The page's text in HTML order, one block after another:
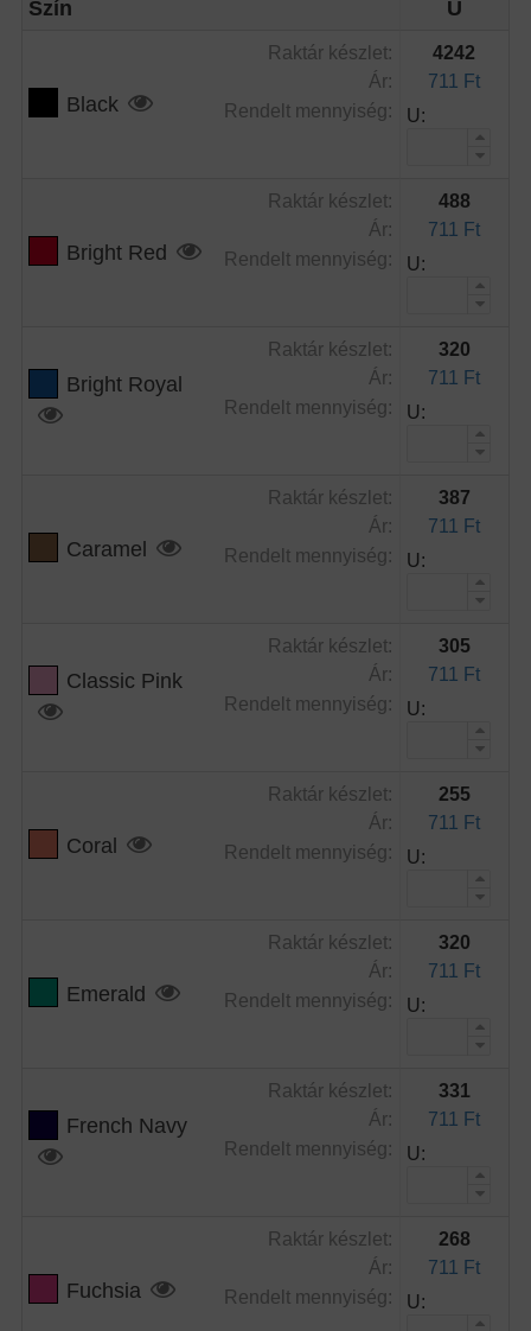
Szín U
Black
Raktár készlet:
Ár:
Rendelt mennyiség:
4242
711 Ft
U:
Bright Red
Raktár készlet:
Ár:
Rendelt mennyiség:
488
711 Ft
U:
Bright Royal
Raktár készlet:
Ár:
Rendelt mennyiség:
320
711 Ft
U:
Caramel
Raktár készlet:
Ár:
Rendelt mennyiség:
387
711 Ft
U:
Classic Pink
Raktár készlet:
Ár:
Rendelt mennyiség:
305
711 Ft
U:
Coral
Raktár készlet:
Ár:
Rendelt mennyiség:
255
711 Ft
U:
Emerald
Raktár készlet:
Ár:
Rendelt mennyiség:
320
711 Ft
U:
French Navy
Raktár készlet:
Ár:
Rendelt mennyiség:
331
711 Ft
U:
Fuchsia
Raktár készlet:
Ár:
Rendelt mennyiség:
268
711 Ft
U: